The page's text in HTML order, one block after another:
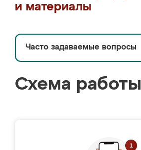
и материалы
Часто задаваемые вопросы
Схема работы